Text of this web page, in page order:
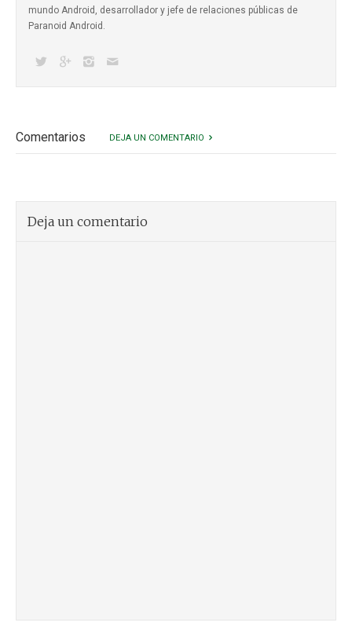
mundo Android, desarrollador y jefe de relaciones públicas de
Paranoid Android.
Comentarios DEJA UN COMENTARIO
Deja un comentario